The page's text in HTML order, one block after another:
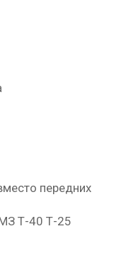
передних
Т-40 Т-25